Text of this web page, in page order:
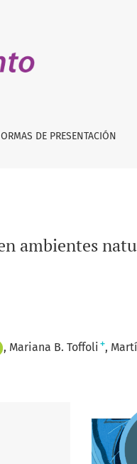
de la mesopotamia
DE PRESENTACIÓN
ambientes
Mariana B. Toffoli +